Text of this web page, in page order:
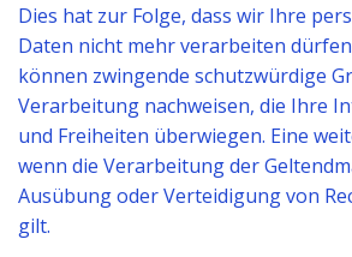
Dies hat zur Folge, dass wir Ihre
Daten nicht mehr verarbeiten
können zwingende schutzwürdige
Verarbeitung nachweisen, die Ihre
und Freiheiten überwiegen. Eine
wenn die Verarbeitung der
Ausübung oder Verteidigung von
gilt.